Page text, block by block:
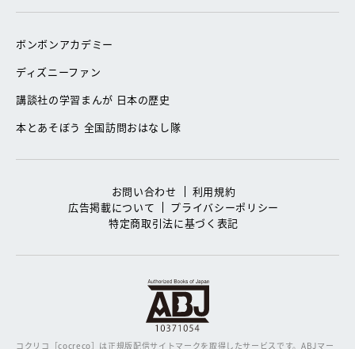
ボンボンアカデミー
ディズニーファン
講談社の学習まんが 日本の歴史
本とあそぼう 全国訪問おはなし隊
お問い合わせ
利用規約
広告掲載について
プライバシーポリシー
特定商取引法に基づく表記
コクリコ［cocreco］は正規版配信サイトマークを取得したサービスです。ABJマー